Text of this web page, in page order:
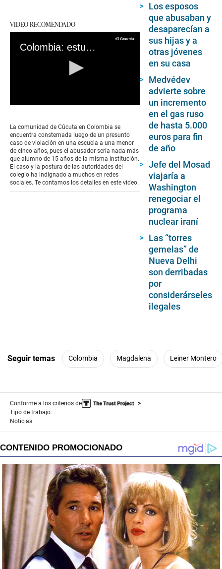
VIDEO RECOMENDADO
Colombia: estudiante de 15 años habría abusado a una niña de cinco años en colegio de Cúcuta
of
0
seconds
La comunidad de Cúcuta en Colombia se
encuentra consternada luego de un presunto
caso de violación en una escuela a una menor
de cinco años, pues el abusador sería nada más
que alumno de 15 años de la misma institución.
El caso y la postura de las autoridades del
colegio ha indignado a muchos en redes
sociales. Te contamos los detalles en este video.
Los esposos
que abusaban y
desaparecían a
sus hijas y a
otras jóvenes
en su casa
Medvédev
advierte sobre
un incremento
en el gas ruso
de hasta 5.000
euros para fin
de año
Jefe del Mosad
viajaría a
Washington
renegociar el
programa
nuclear iraní
Las “torres
gemelas” de
Nueva Delhi
son derribadas
por
considerárseles
ilegales
Seguir temas Colombia Magdalena Leiner Montero
Conforme a los criterios de
Tipo de trabajo:
Noticias